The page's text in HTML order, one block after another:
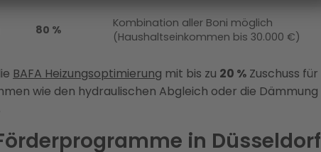
80 %
Kombination aller Boni möglich
(Haushaltseinkommen bis 30.000 €)
BAFA Heizungsoptimierung mit bis zu 20 % Zuschuss für
wie den hydraulischen Abgleich oder die Dämmung
in Düsseldorf